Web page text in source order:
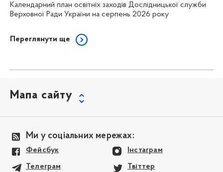
Календарний план освітніх заходів Дослідницької служби
Верховної Ради України на серпень 2026 року
Переглянути ще
Мапа сайту
Ми у соціальних мережах:
Фейсбук Інстаграм
Телеграм Твіттер